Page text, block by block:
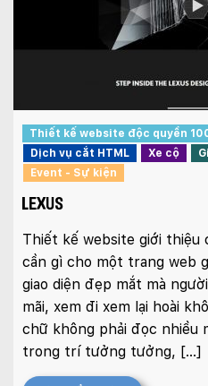
Thiết kế website độc quyền
Dịch vụ cắt HTML
Xe cộ
Event - Sự kiện
LEXUS
Thiết kế website giới thiệu
cần gì cho một trang web
giao diện đẹp mắt mà
mãi, xem đi xem lại hoài
chữ không phải đọc nhiều
trong trí tưởng tưởng, […]